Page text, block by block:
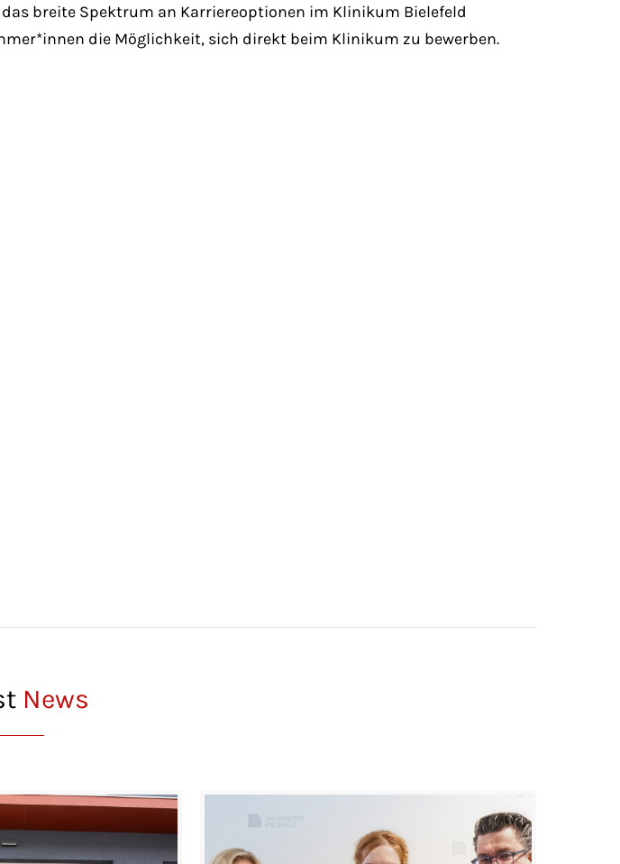
breite Spektrum an Karriereoptionen im Klinikum Bielefeld
die Möglichkeit, sich direkt beim Klinikum zu bewerben.
News